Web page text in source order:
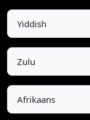
Yiddish
Zulu
Afrikaans